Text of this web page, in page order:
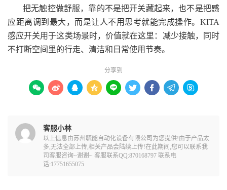
把无触控做舒服，靠的不是把开关藏起来，也不是把感
应距离调到最大，而是让人不用思考就能完成操作。KITA
感应开关用于这类场景时，价值就在这里：减少接触，同时
不打断空间里的行走、清洁和日常使用节奏。
分享到
        
客服小林
以上信息由苏州毓能自动化设备有限公司为您提供!由于产品太
多,无法全部上传,相关产品会陆续上传!在此期间,您可以联系我
司客服咨询~谢谢~ 客服联系QQ:870168797 联系电
话:17751655075